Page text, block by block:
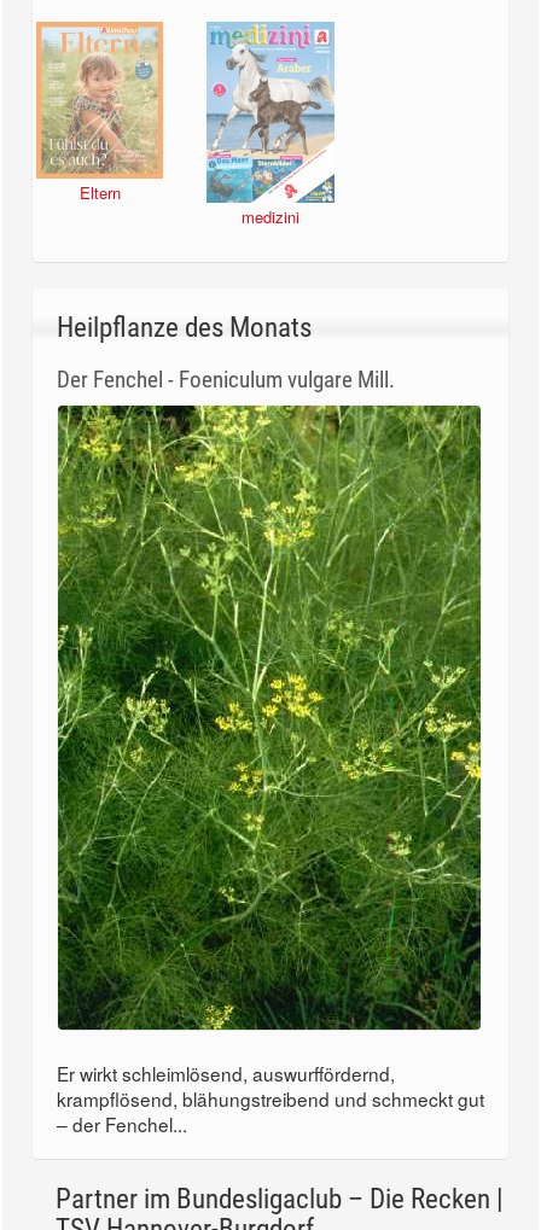
Eltern
medizini
Heilpflanze des Monats
Der Fenchel - Foeniculum vulgare Mill.
Er wirkt schleimlösend, auswurffördernd,
krampflösend, blähungstreibend und schmeckt gut
– der Fenchel...
Partner im Bundesligaclub – Die Recken |